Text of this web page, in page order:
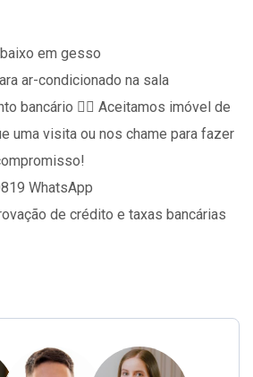
em gesso
ar-condicionado na sala
bancário 👉🏻 Aceitamos imóvel de
uma visita ou nos chame para fazer
WhatsApp
de crédito e taxas bancárias